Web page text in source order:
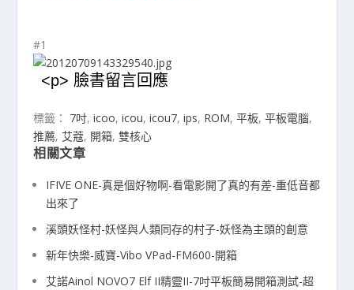
#1
<p> 臉書留言回應
標籤： 7吋,icoo,icou,icou7,ips, ROM,平板,平板電腦,
推薦, 艾蔻, 開箱,雙核心
相關文章
IFIVE ONE-真是個好物啊-看電影開了真的有差-重低音都
出來了
溪頭妖怪村-妖怪與人類同存的村子-妖怪為主頭的創意
新年快樂-威寶-Vibo VPad-FM600-開箱
艾諾Ainol NOVO7 Elf II精靈II-7吋平板簡易開箱測試-超